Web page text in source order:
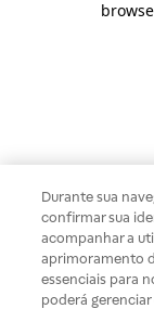
Durante sua
confirmar sua
acompanhar a
aprimoramento
essenciais para
poderá